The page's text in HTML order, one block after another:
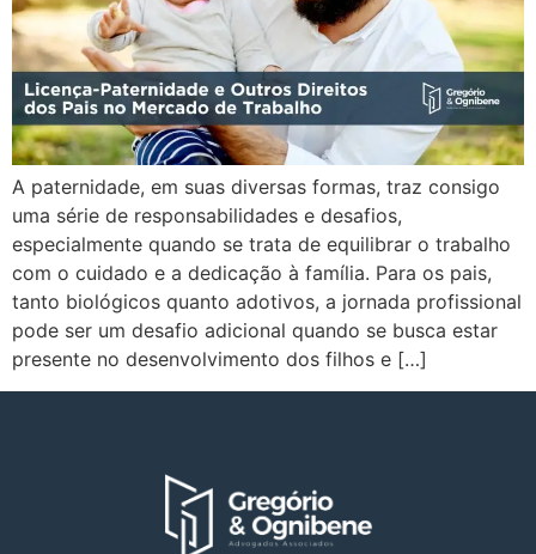
A paternidade, em suas diversas formas, traz consigo
uma série de responsabilidades e desafios,
especialmente quando se trata de equilibrar o trabalho
com o cuidado e a dedicação à família. Para os pais,
tanto biológicos quanto adotivos, a jornada profissional
pode ser um desafio adicional quando se busca estar
presente no desenvolvimento dos filhos e […]